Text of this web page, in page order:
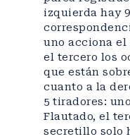
izquierda hay
uno acciona
el tercero los
que están
cuanto a la
5 tiradores:
Flautado, el
secretillo solo